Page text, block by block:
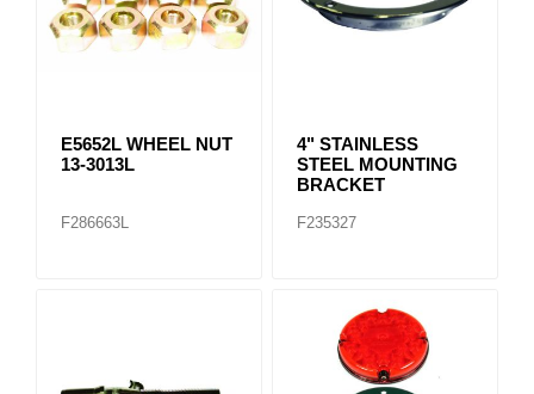
E5652L WHEEL NUT
13-3013L
F286663L
4" STAINLESS
STEEL MOUNTING
BRACKET
F235327